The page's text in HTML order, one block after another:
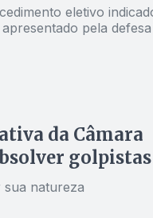
eletivo
pela defesa
da Câmara
golpistas
sua natureza